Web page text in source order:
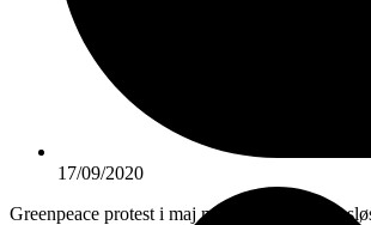
17/09/2020
Greenpeace protest i maj mod den